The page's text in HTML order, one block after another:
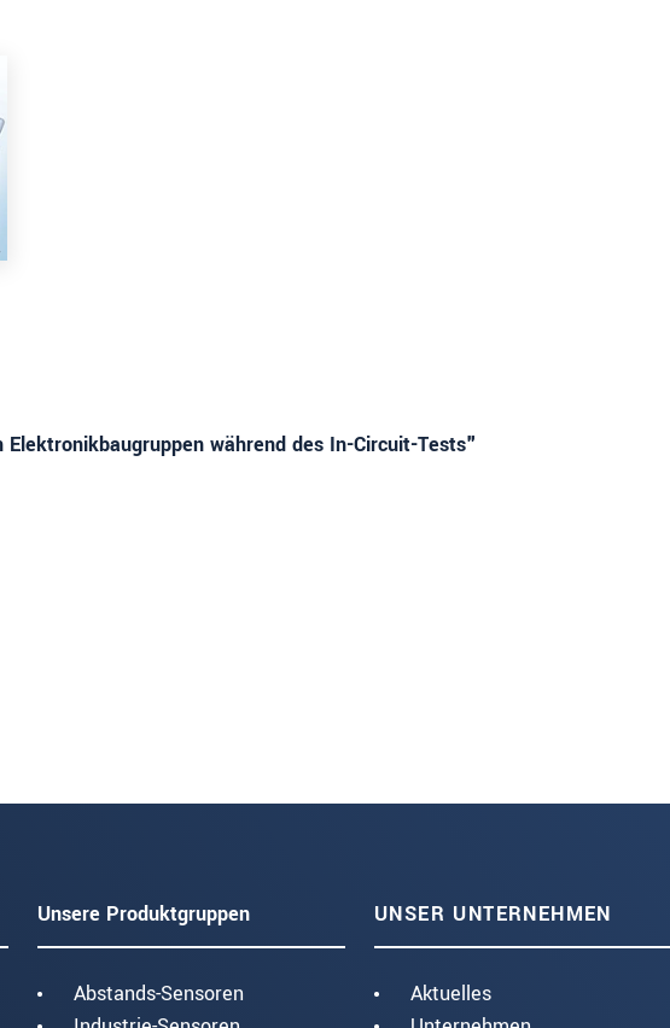
während des In-Circuit-Tests"
Unsere Produktgruppen
Abstands-Sensoren
UNSER UNTERNEHMEN
Aktuelles